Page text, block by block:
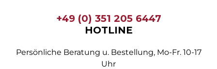
+49 (0) 351 205 6447
HOTLINE
Persönliche Beratung u. Bestellung, Mo-Fr. 10-17
Uhr